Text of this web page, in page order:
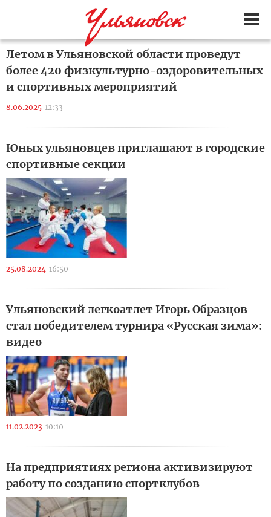
Летом в Ульяновской области проведут
более 420 физкультурно-оздоровительных
и спортивных мероприятий
8.06.2025 12:33
Юных ульяновцев приглашают в городские
спортивные секции
25.08.2024 16:50
Ульяновский легкоатлет Игорь Образцов
стал победителем турнира «Русская зима»:
видео
11.02.2023 10:10
На предприятиях региона активизируют
работу по созданию спортклубов